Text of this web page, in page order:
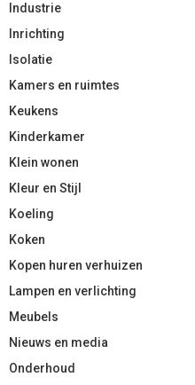
Industrie
Inrichting
Isolatie
Kamers en ruimtes
Keukens
Kinderkamer
Klein wonen
Kleur en Stijl
Koeling
Koken
Kopen huren verhuizen
Lampen en verlichting
Meubels
Nieuws en media
Onderhoud